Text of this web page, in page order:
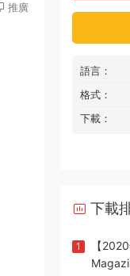
推廣
語言：
格式：
下載：
下載
1
【